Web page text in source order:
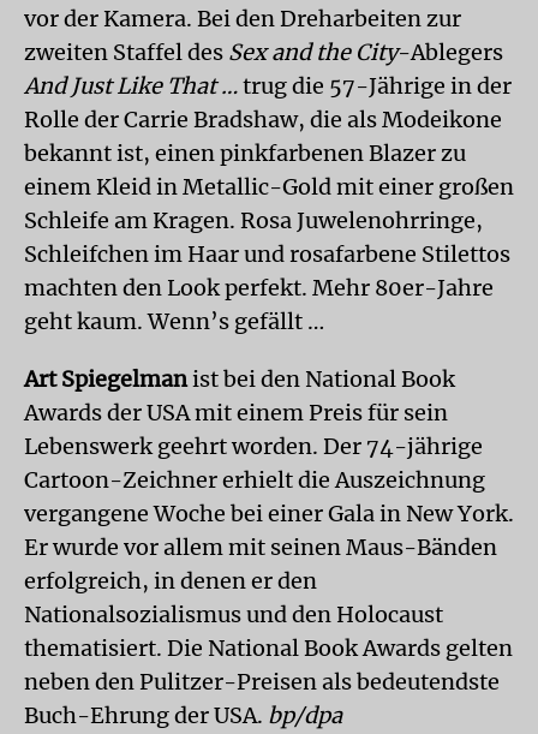
vor der Kamera. Bei den Dreharbeiten zur
zweiten Staffel des Sex and the City-Ablegers
And Just Like That …trug die 57-Jährige in der
Rolle der Carrie Bradshaw, die als Mode­ikone
bekannt ist, einen pinkfarbenen Blazer zu
einem Kleid in Metallic-Gold mit einer großen
Schleife am Kragen. Rosa Juwelenohrringe,
Schleifchen im Haar und rosafarbene Stilettos
machten den Look perfekt. Mehr 80er-Jahre
geht kaum. Wenn’s gefällt …
Art Spiegelmanist bei den National Book
Awards der USA mit einem Preis für sein
Lebenswerk geehrt worden. Der 74-jährige
Cartoon-Zeichner erhielt die Auszeichnung
vergangene Woche bei einer Gala in New York.
Er wurde vor allem mit seinen Maus-Bänden
erfolgreich, in denen er den
Nationalsozialismus und den Holocaust
thematisiert. Die National Book Awards gelten
neben den Pulitzer-Preisen als bedeutendste
Buch-Ehrung der USA. bp/dpa